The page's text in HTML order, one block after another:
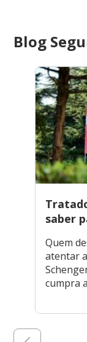
Blog
saber
Quem
atentar
cumpra